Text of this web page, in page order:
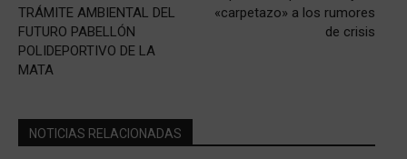
TRÁMITE AMBIENTAL DEL
FUTURO PABELLÓN
POLIDEPORTIVO DE LA
MATA
«carpetazo» a los rumores
de crisis
NOTICIAS RELACIONADAS